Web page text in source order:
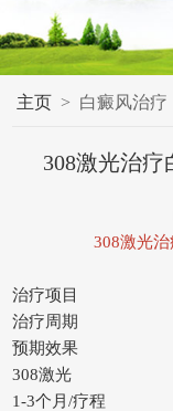
主页 > 白癜风治疗
308激光治
308激光
治疗项目
治疗周期
预期效果
308激光
1-3个月/疗程